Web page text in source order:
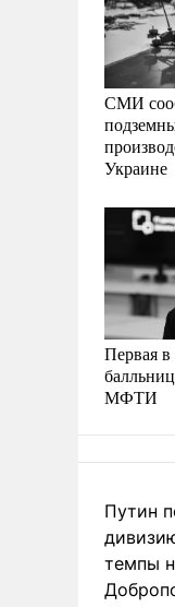
СМИ
Украине
Первая
МФТИ
Путин
темпы